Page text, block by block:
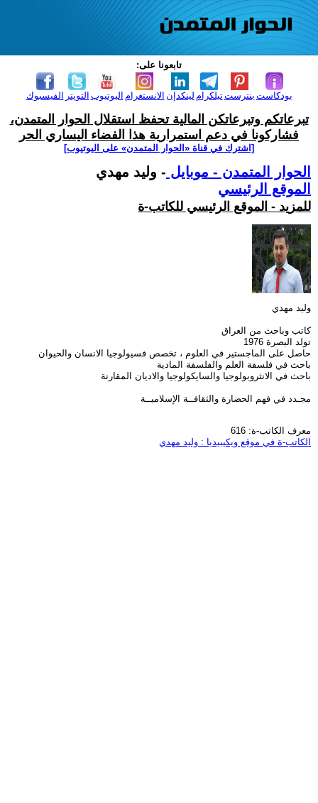
تابعونا على:
الفيسبوك التويتر اليوتيوب الانستغرام لينكدإن تيلكرامبنترست بودكاست
تبرعاتكم وتبرعاتكن المالية تحفظ استقلال الحوار المتمدن،
فشاركونا في دعم استمرارية هذا الفضاء اليساري الحر
[اشترك في قناة ‫«الحوار المتمدن» على اليوتيوب]
الحوار المتمدن - موبايل - وليد مهدي
الموقع الرئيسي
للمزيد - الموقع الرئيسي للكاتب-ة
وليد مهدي
كاتب وباحث من العراق
تولد البصرة 1976
حاصل على الماجستير في العلوم ، تخصص فسيولوجيا الانسان والحيوان
باحث في فلسفة العلم والفلسفة المادية
باحث في الانثروبولوجيا والسايكولوجيا والاديان المقارنة
مجـدد في فهم الحضارة والثقافــة الإسلاميــة
معرف الكاتب-ة: 616
الكاتب-ة في موقع ويكيبيديا : وليد مهدي